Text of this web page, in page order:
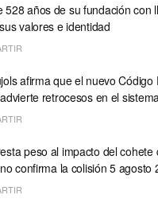
528 años de su fundación con
valores e identidad
afirma que el nuevo Código
retrocesos en el
peso al impacto del cohete
confirma la colisión 5 agosto